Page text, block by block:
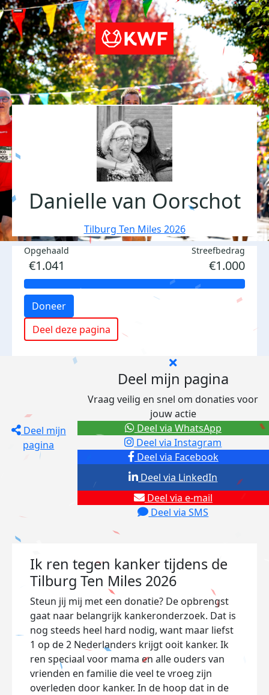
Danielle van Oorschot
Tilburg Ten Miles 2026
Opgehaald
€1.041
Streefbedrag
€1.000
Doneer
Deel deze pagina
Deel mijn
pagina
Deel mijn pagina
Vraag veilig en snel om donaties voor
jouw actie
Deel via Facebook
Deel via Instagram
Deel via e-mail
Deel via SMS
Deel via LinkedIn
Deel via WhatsApp
Ik ren tegen kanker tijdens de
Tilburg Ten Miles 2026
Steun jij mij met een donatie? De opbrengst
gaat naar belangrijk kankeronderzoek. Dat is
nog steeds heel hard nodig, want maar liefst
1 op de 2 Nederlanders krijgt ooit kanker. Ik
ren speciaal voor mama en alle ouders van
vrienden en familie die veel te vroeg zijn
overleden door kanker. In de hoop dat in de